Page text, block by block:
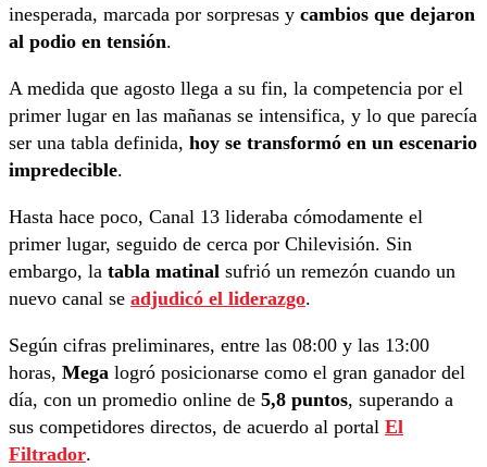
inesperada, marcada por sorpresas y cambios que dejaron
al podio en tensión.
A medida que agosto llega a su fin, la competencia por el
primer lugar en las mañanas se intensifica, y lo que parecía
ser una tabla definida, hoy se transformó en un escenario
impredecible.
Hasta hace poco, Canal 13 lideraba cómodamente el
primer lugar, seguido de cerca por Chilevisión. Sin
embargo, la tabla matinal sufrió un remezón cuando un
nuevo canal se adjudicó el liderazgo.
Según cifras preliminares, entre las 08:00 y las 13:00
horas, Mega logró posicionarse como el gran ganador del
día, con un promedio online de 5,8 puntos, superando a
sus competidores directos, de acuerdo al portal El
Filtrador.